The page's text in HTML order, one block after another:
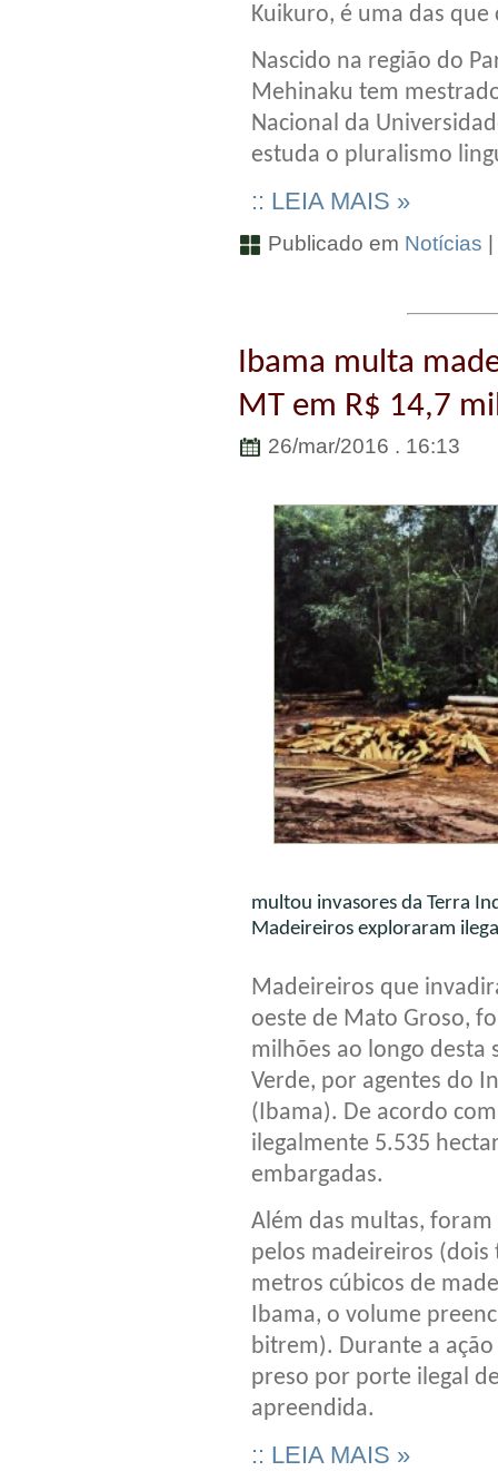
Kuikuro, é uma das
Nascido na região do
Mehinaku tem
Nacional da
estuda o pluralismo
:: LEIA MAIS »
Publicado em Notícias
Ibama multa
MT em R$ 14,7
26/mar/2016 . 16:13
multou invasores da Terra
Madeireiros exploraram
Madeireiros que
oeste de Mato Groso,
milhões ao longo desta
Verde, por agentes do
(Ibama). De acordo
ilegalmente 5.535
embargadas.
Além das multas,
pelos madeireiros
metros cúbicos de
Ibama, o volume
bitrem). Durante a
preso por porte ilegal
apreendida.
:: LEIA MAIS »